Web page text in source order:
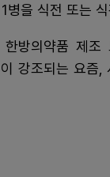
병을 식전 또는
방의약품 제
강조되는 요즘